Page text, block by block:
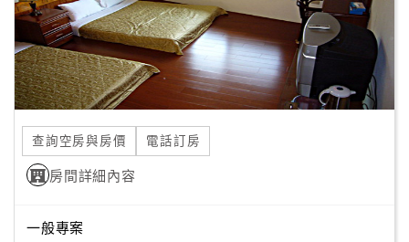
線
客
服
紅
利
查
查詢空房與房價 電話訂房
房間詳細內容
一般專案